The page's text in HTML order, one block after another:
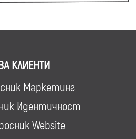
КЛИЕНТИ
Маркетинг
Идентичност
Website